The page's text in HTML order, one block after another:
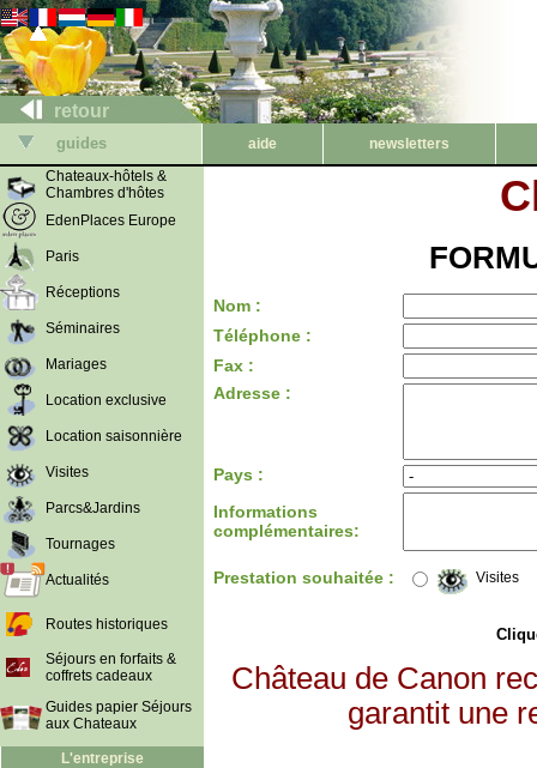
retour
guides aide
newsletters
Chateaux-hôtels &
Chambres d'hôtes
EdenPlaces Europe
Paris
Réceptions
Séminaires
Mariages
Location exclusive
Location saisonnière
Visites
Parcs&Jardins
Tournages
Actualités
Routes historiques
Séjours en forfaits &
coffrets cadeaux
Guides papier Séjours
aux Chateaux
L'entreprise
Nom :
Téléphone :
Fax :
Adresse :
Pays :
Informations
complémentaires:
Prestation souhaitée : Visites
Château de Canon
garantit une